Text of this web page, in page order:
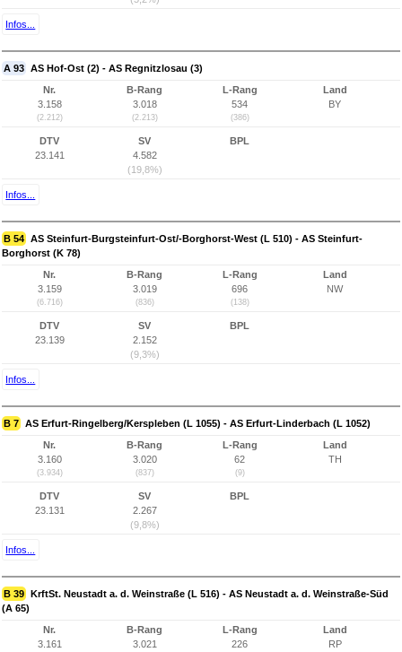
Infos...
A 93 AS Hof-Ost (2) - AS Regnitzlosau (3)
Nr.
3.158
(2.212)
B-Rang
3.018
(2.213)
L-Rang
534
(386)
Land
BY
DTV
23.141
SV
4.582
(19,8%)
BPL
Infos...
B 54 AS Steinfurt-Burgsteinfurt-Ost/-Borghorst-West (L 510) - AS Steinfurt-
Borghorst (K 78)
Nr.
3.159
(6.716)
B-Rang
3.019
(836)
L-Rang
696
(138)
Land
NW
DTV
23.139
SV
2.152
(9,3%)
BPL
Infos...
B 7 AS Erfurt-Ringelberg/Kerspleben (L 1055) - AS Erfurt-Linderbach (L 1052)
Nr.
3.160
(3.934)
B-Rang
3.020
(837)
L-Rang
62
(9)
Land
TH
DTV
23.131
SV
2.267
(9,8%)
BPL
Infos...
B 39 KrftSt. Neustadt a. d. Weinstraße (L 516) - AS Neustadt a. d. Weinstraße-Süd
(A 65)
Nr.
3.161
B-Rang
3.021
L-Rang
226
Land
RP